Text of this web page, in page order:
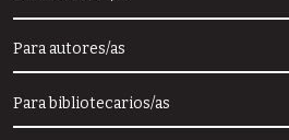
Para autores/as
Para bibliotecarios/as